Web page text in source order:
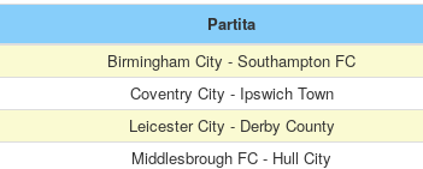
Partita
Birmingham City - Southampton FC
Coventry City - Ipswich Town
Leicester City - Derby County
Middlesbrough FC - Hull City